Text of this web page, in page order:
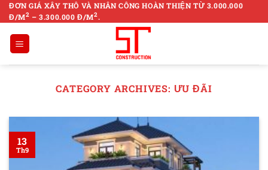
Skip
to
content
ĐƠN GIÁ XÂY THÔ VÀ NHÂN CÔNG HOÀN THIỆN TỪ 3.000.000
Đ/M2 – 3.300.000 Đ/M2.
CATEGORY ARCHIVES: ƯU ĐÃI
13
Th9